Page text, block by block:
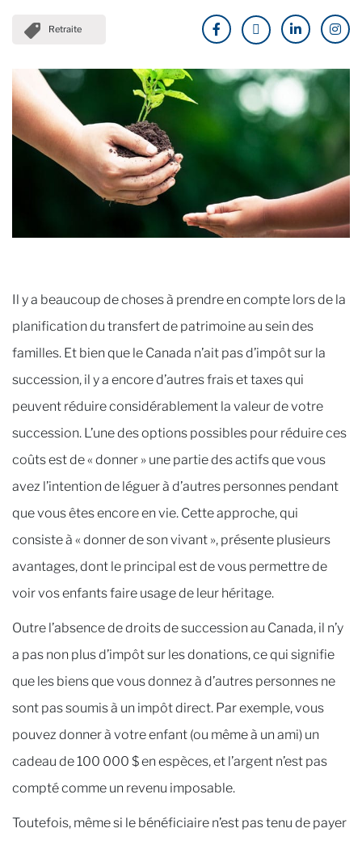
Retraite
Il y a beaucoup de choses à prendre en compte lors de la
planification du transfert de patrimoine au sein des
familles. Et bien que le Canada n’ait pas d’impôt sur la
succession, il y a encore d’autres frais et taxes qui
peuvent réduire considérablement la valeur de votre
succession. L’une des options possibles pour réduire ces
coûts est de « donner » une partie des actifs que vous
avez l’intention de léguer à d’autres personnes pendant
que vous êtes encore en vie. Cette approche, qui
consiste à « donner de son vivant », présente plusieurs
avantages, dont le principal est de vous permettre de
voir vos enfants faire usage de leur héritage.
Outre l’absence de droits de succession au Canada, il n’y
a pas non plus d’impôt sur les donations, ce qui signifie
que les biens que vous donnez à d’autres personnes ne
sont pas soumis à un impôt direct. Par exemple, vous
pouvez donner à votre enfant (ou même à un ami) un
cadeau de 100 000 $ en espèces, et l’argent n’est pas
compté comme un revenu imposable.
Toutefois, même si le bénéficiaire n’est pas tenu de payer